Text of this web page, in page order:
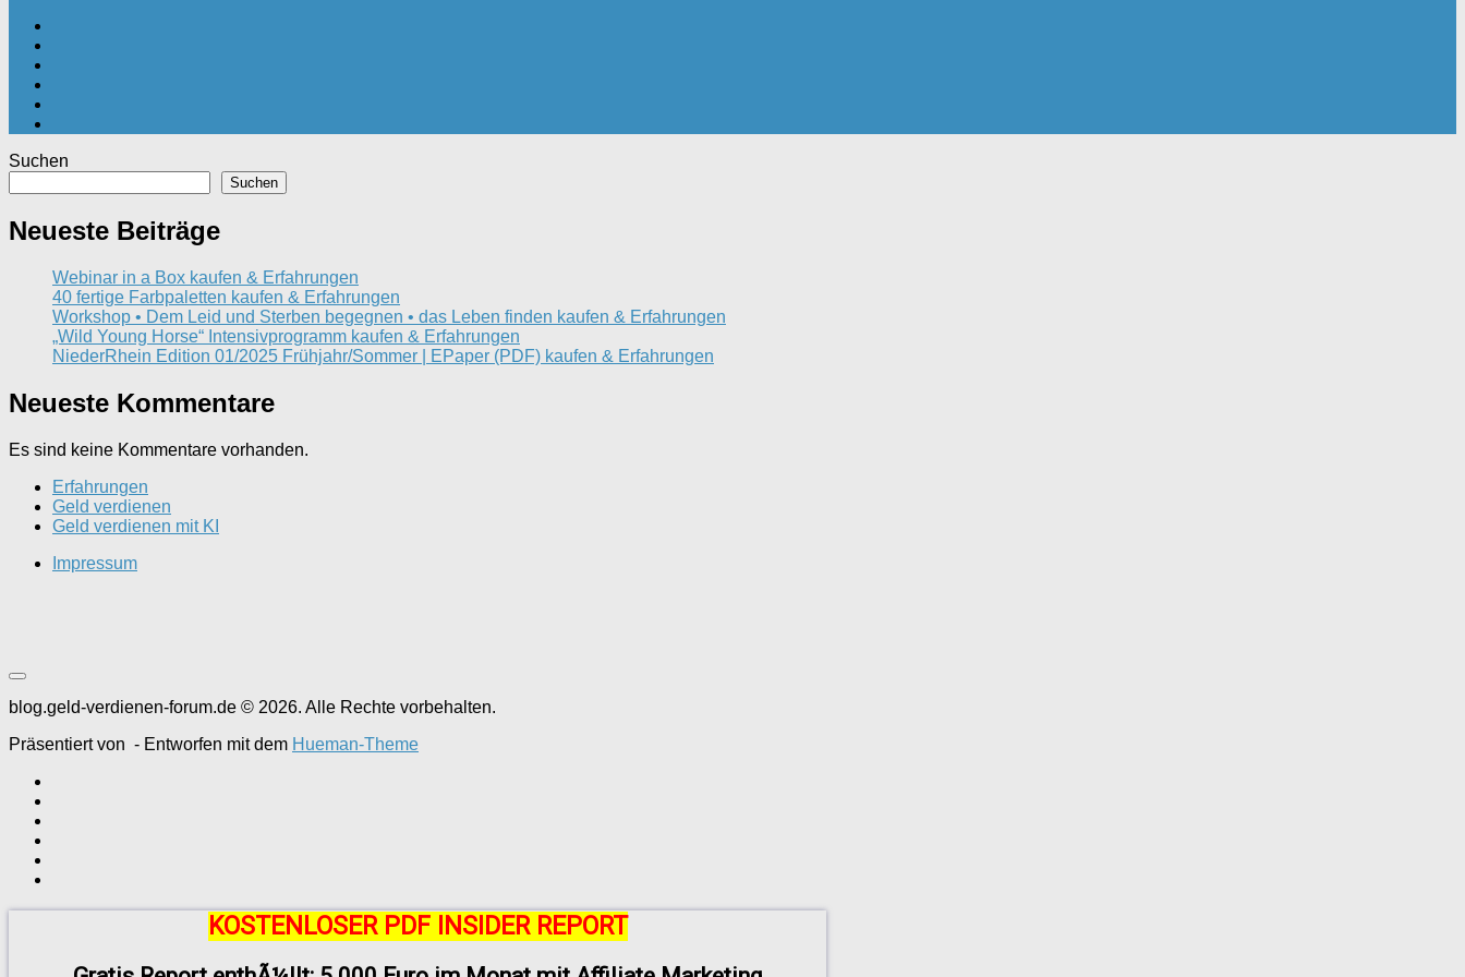
Suchen
Suchen
Neueste Beiträge
Webinar in a Box kaufen & Erfahrungen
40 fertige Farbpaletten kaufen & Erfahrungen
Workshop • Dem Leid und Sterben begegnen • das Leben finden kaufen & Erfahrungen
„Wild Young Horse“ Intensivprogramm kaufen & Erfahrungen
NiederRhein Edition 01/2025 Frühjahr/Sommer | EPaper (PDF) kaufen & Erfahrungen
Neueste Kommentare
Es sind keine Kommentare vorhanden.
Erfahrungen
Geld verdienen
Geld verdienen mit KI
Impressum
blog.geld-verdienen-forum.de © 2026. Alle Rechte vorbehalten.
Präsentiert von - Entworfen mit dem Hueman-Theme
KOSTENLOSER PDF INSIDER REPORT